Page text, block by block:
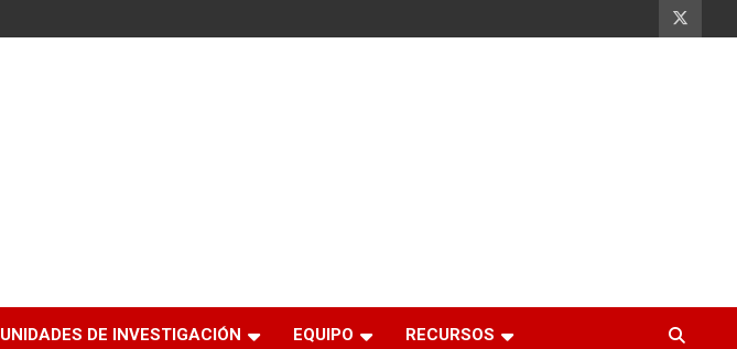
UNIDADES DE INVESTIGACIÓN EQUIPO RECURSOS